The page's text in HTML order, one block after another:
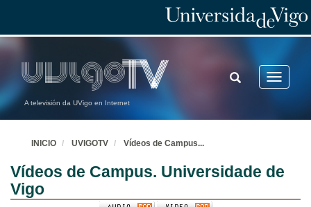
A televisión da UVigo en Internet
Toggle
TOGGLE
SEARCH
INICIO UVIGOTV Vídeos de Campus...
Vídeos de Campus. Universidade de
Vigo